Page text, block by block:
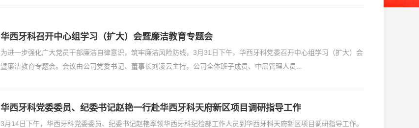
华西牙科召开中心组学习（扩大）会暨廉洁教育专题会
为进一步强化广大党员干部廉洁自律意识，筑牢廉洁风险防线，3月31日下午，华西牙科党委召开中心组学习（扩大）会
暨廉洁教育专题会。会议由公司党委书记、董事长刘凌云主持，公司全体班子成员、中层管理人员...
华西牙科党委委员、纪委书记赵艳一行赴华西牙科天府新区项目调研指导工作
3月14日下午，华西牙科党委委员、纪委书记赵艳率领华西牙科纪检部工作人员到华西牙科天府新区项目调研指导工作。